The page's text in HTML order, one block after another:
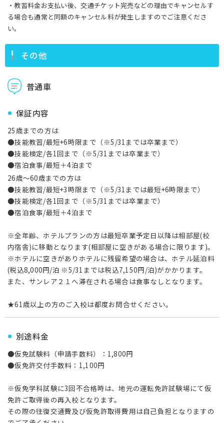
・教習料金お支払い後、交通チケット完売などの理由でキャンセルす
る場合も通常と同額のキャンセル料が発生しますのでご注意くださ
い。
その他
普通車
保証内容
25歳までの方は
●技能教習/最短+6時限まで（※5/31までは卒業まで）
●技能検定/各1回まで（※5/31までは卒業まで）
●宿泊食事/最短＋4泊まで
26歳～60歳までの方は
●技能教習/最短+3時限まで（※5/31までは最短+6時限まで）
●技能検定/各1回まで（※5/31までは卒業まで）
●宿泊食事/最短＋4泊まで
※全年齢、ホテルプランの方は最短卒業予定日以降は相部屋(校
内宿舎)に移動となります(相部屋に空きがある場合に限ります)。
※ホテルに空きがありホテルに残留希望の場合は、ホテル延泊料
(税込8,000円/泊 ※5/31までは税込7,150円/泊)がかかります。
また、サンレア２１へ滞在される場合は食事なしとなります。
★61歳以上の方のご入校は都度お問合せください。
別途料金
●仮免試験料（申請手数料）：1,800円
●仮免許交付手数料：1,100円
※仮免学科試験に3回不合格時は、地元の運転免許試験場にて仮
免許ご取得後の再入校となります。
その際の往復交通費及び仮免許取得費用は自己負担となりますの